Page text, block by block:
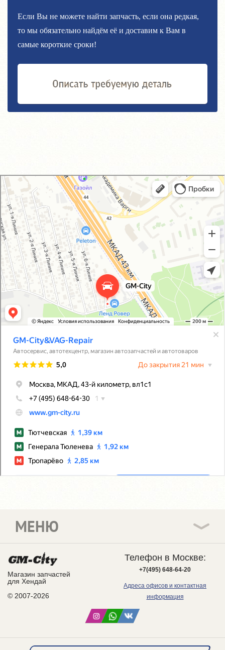
Если Вы не можете найти запчасть, если она редкая,
то мы обязательно найдём её и доставим к Вам в
самые короткие сроки!
GM-City&VAG-Repair
Автосервис, автотехцентр в Москве
Магазин автозапчастей и автотоваров в Москве
Магазин запчастей
для Хендай
© 2007-2026
МЕНЮ
Телефон в Москве:
+7(495) 648-64-20
Адреса офисов и контактная
информация